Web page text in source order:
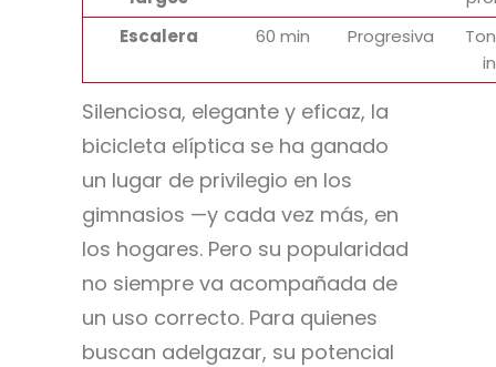
Escalera
60 min Progresiva
Silenciosa, elegante y eficaz, la
bicicleta elíptica se ha ganado
un lugar de privilegio en los
gimnasios —y cada vez más, en
los hogares. Pero su popularidad
no siempre va acompañada de
un uso correcto. Para quienes
buscan adelgazar, su potencial